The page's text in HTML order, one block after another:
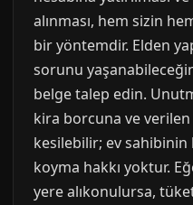
alınması, hem sizin
bir yöntemdir. Elden
sorunu
belge talep edin.
kira borcuna ve verilen
kesilebilir; ev
koyma hakkı yoktur.
yere alıkonulursa,